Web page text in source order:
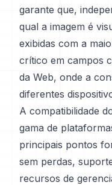
garante que,
qual a imagem é
exibidas com a
crítico em campos
da Web, onde a
diferentes
A compatibilidade
gama de
principais pontos
sem perdas,
recursos de